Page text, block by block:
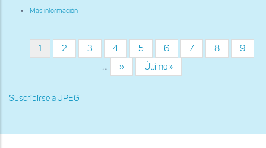
Más información
Sant
Paginación
Página
actual
1 Página
2 Página
3 Página
4 Página
5 Página
6 Página
7 Página
8 Página
9
…
Siguiente
página
››
Última
página
Último »
Suscribirse a JPEG